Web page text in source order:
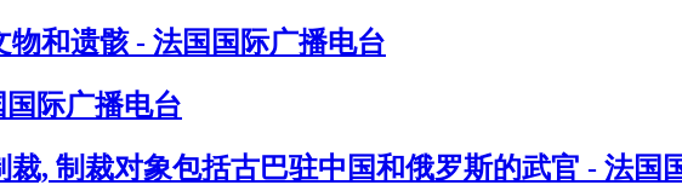
和遗骸 - 法国国际广播电台
际广播电台
, 制裁对象包括古巴驻中国和俄罗斯的武官 - 法国